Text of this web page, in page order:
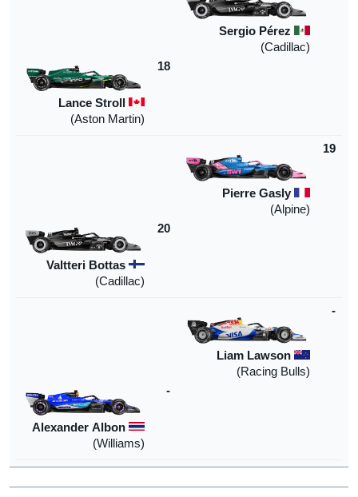
(Cadillac)
18
Lance Stroll
(Aston Martin)
19
Pierre Gasly
(Alpine)
20
Valtteri Bottas
(Cadillac)
-
Liam Lawson
(Racing Bulls)
-
(Williams)